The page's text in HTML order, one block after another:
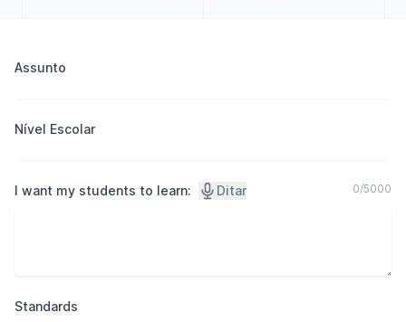
Assunto
Nível Escolar
I want my students to learn: Ditar 0/5000
Standards